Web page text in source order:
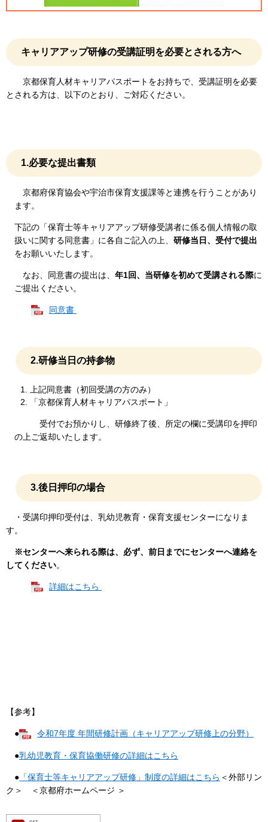
キャリアアップ研修の受講証明を必要とされる方へ
京都保育人材キャリアパスポートをお持ちで、受講証明を必要
とされる方は、以下のとおり、ご対応ください。
1.必要な提出書類
京都府保育協会や宇治市保育支援課等と連携を行うことがあり
ます。
下記の「保育士等キャリアアップ研修受講者に係る個人情報の取
扱いに関する同意書」に各自ご記入の上、 研修当日、受付で提出
をお願いいたします。
なお、同意書の提出は、 年1回、当研修を初めて受講される際に
ご提出ください。
同意書
2.研修当日の持参物
上記同意書（初回受講の方のみ）
「京都保育人材キャリアパスポート」
受付でお預かりし、研修終了後、所定の欄に受講印を押印
の上ご返却いたします。
3.後日押印の場合
・受講印押印受付は、乳幼児教育・保育支援センターになりま
す。
※センターへ来られる際は、必ず、前日までにセンターへ連絡を
してください。
詳細はこちら
【参考】
● 令和7年度 年間研修計画（キャリアアップ研修上の分野）
●乳幼児教育・保育協働研修の詳細はこちら
● 「保育士等キャリアアップ研修」制度の詳細はこちら ＜外部リン
ク＞
＜京都府ホームページ ＞